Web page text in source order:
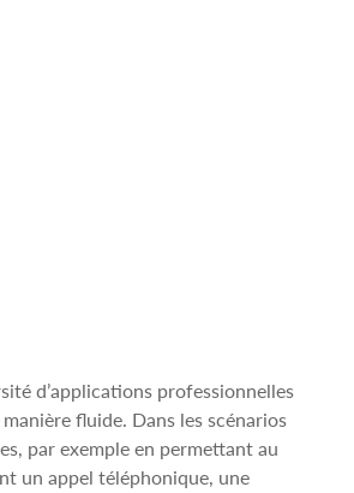
d’applications professionnelles
fluide. Dans les scénarios
par exemple en permettant au
un appel téléphonique, une